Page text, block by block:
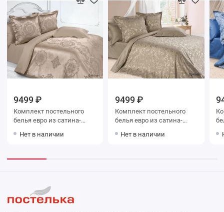
9499 ₽
Комплект постельного
белья евро из сатина-
50х70 2 шт и с
Нет в наличии
9499 ₽
Комплект постельного
белья евро из сатина-
50х70 2 шт и с
Нет в наличии
белья